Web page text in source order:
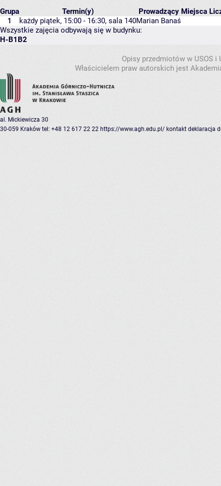
Grupa
Termin(y) Prowadzący Miejsca
1
każdy piątek, 15:00 - 16:30, sala 140Marian Banaś
Wszystkie zajęcia odbywają się w budynku:
H-B1B2
Opisy przedmiotów w USOS
Właścicielem praw autorskich jest
al. Mickiewicza 30
30-059 Kraków tel: +48 12 617 22 22 https://www.agh.edu.pl/ kontakt deklaracja